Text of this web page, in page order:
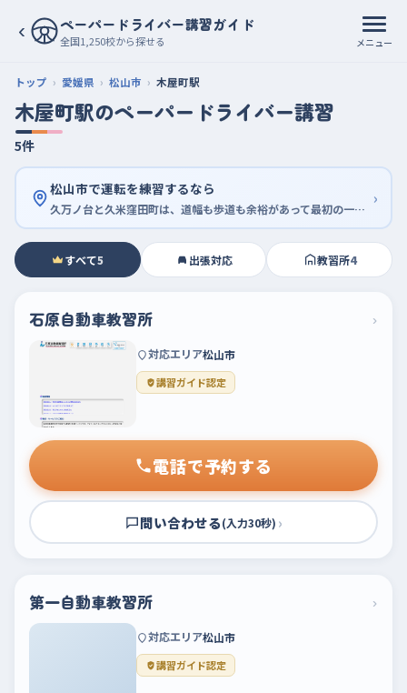
‹ ペーパードライバー講習ガイド
全国1,250校から探せる メニュー
トップ 愛媛県 松山市 木屋町駅
木屋町駅のペーパードライバー講習
5件
松山市で運転を練習するなら
久万ノ台と久米窪田町は、道幅も歩道も余裕があって最初の一周に向く ›
すべて5 出張対応 教習所4
石原自動車教習所 ›
対応エリア松山市
講習ガイド認定
電話で予約する
問い合わせる(入力30秒) ›
第一自動車教習所 ›
対応エリア松山市
講習ガイド認定